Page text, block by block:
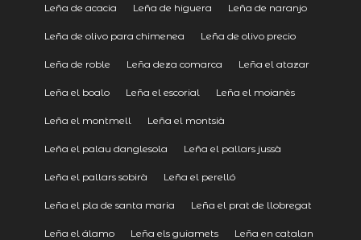
Leña de acacia Leña de higuera Leña de naranjo
Leña de olivo para chimenea Leña de olivo precio
Leña de roble Leña deza comarca Leña el atazar
Leña el boalo Leña el escorial Leña el moianès
Leña el montmell Leña el montsià
Leña el palau danglesola Leña el pallars jussà
Leña el pallars sobirà Leña el perelló
Leña el pla de santa maria Leña el prat de llobregat
Leña el álamo Leña els guiamets Leña en catalan